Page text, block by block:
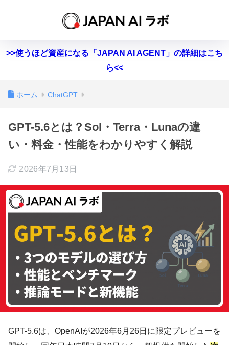
>>使うほど資産になる「JAPAN AI AGENT」の詳細はこち
ら<<
ホーム ChatGPT
GPT-5.6とは？Sol・Terra・Lunaの違
い・料金・性能をわかりやすく解説
2026年7月13日
GPT-5.6は、OpenAIが2026年6月26日に限定プレビューを